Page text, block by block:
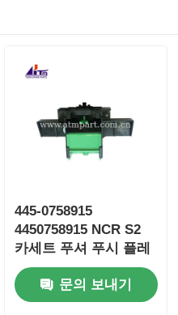
445-0758915
4450758915 NCR S2
카세트 푸셔 푸시 플레
이트 ATM 예비 부품
문의 보내기